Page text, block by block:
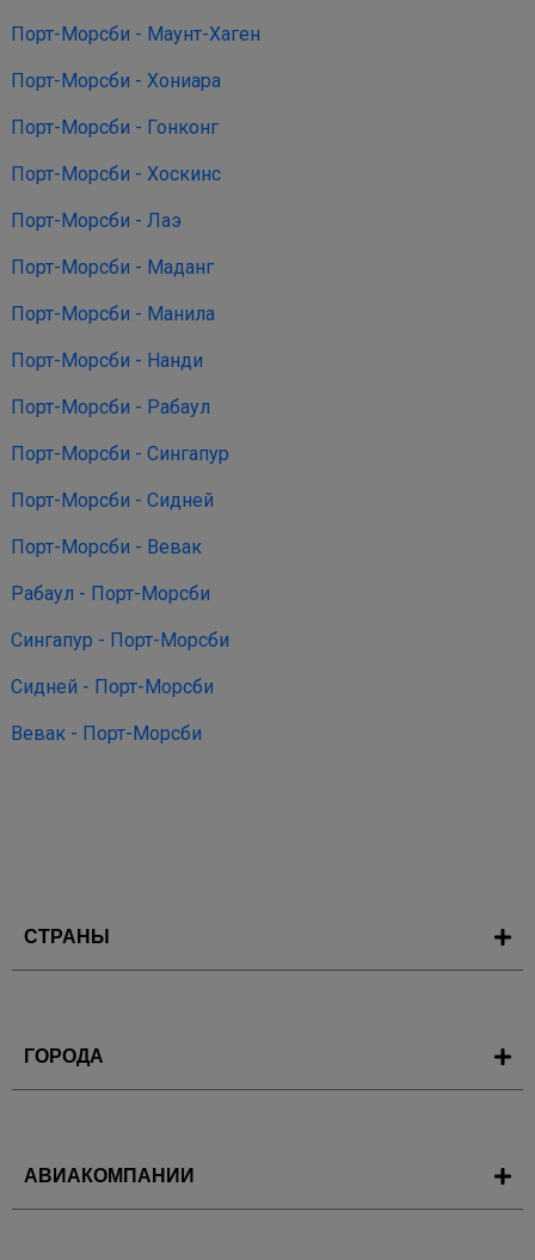
Порт-Морсби - Маунт-Хаген
Порт-Морсби - Хониара
Порт-Морсби - Гонконг
Порт-Морсби - Хоскинс
Порт-Морсби - Лаэ
Порт-Морсби - Маданг
Порт-Морсби - Манила
Порт-Морсби - Нанди
Порт-Морсби - Рабаул
Порт-Морсби - Сингапур
Порт-Морсби - Сидней
Порт-Морсби - Вевак
Рабаул - Порт-Морсби
Сингапур - Порт-Морсби
Сидней - Порт-Морсби
Вевак - Порт-Морсби
СТРАНЫ
ГОРОДА
АВИАКОМПАНИИ